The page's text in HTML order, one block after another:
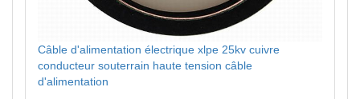
Câble d'alimentation électrique xlpe 25kv cuivre
conducteur souterrain haute tension câble
d'alimentation